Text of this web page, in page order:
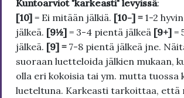
Kuntoarviot "karkeasti" levyissä:
[10] = Ei mitään jälkiä. [10-] = 1-2
jälkeä. [9½] = 3-4 pientä jälkeä [9+] =
jälkeä. [9] = 7-8 pientä jälkeä jne.
suoraan luetteloida jälkien mukaan,
olla eri kokoisia tai ym. mutta tuossa
lueteltuna. Karkeasti tarkoittaa, että